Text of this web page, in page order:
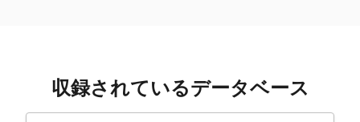
収録されているデータベース